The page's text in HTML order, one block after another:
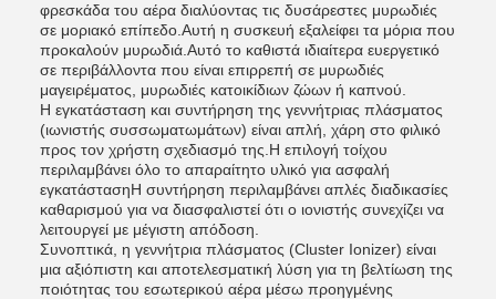
φρεσκάδα του αέρα διαλύοντας τις δυσάρεστες μυρωδιές
σε μοριακό επίπεδο.Αυτή η συσκευή εξαλείφει τα μόρια που
προκαλούν μυρωδιά.Αυτό το καθιστά ιδιαίτερα ευεργετικό
σε περιβάλλοντα που είναι επιρρεπή σε μυρωδιές
μαγειρέματος, μυρωδιές κατοικίδιων ζώων ή καπνού.
Η εγκατάσταση και συντήρηση της γεννήτριας πλάσματος
(ιωνιστής συσσωματωμάτων) είναι απλή, χάρη στο φιλικό
προς τον χρήστη σχεδιασμό της.Η επιλογή τοίχου
περιλαμβάνει όλο το απαραίτητο υλικό για ασφαλή
εγκατάστασηΗ συντήρηση περιλαμβάνει απλές διαδικασίες
καθαρισμού για να διασφαλιστεί ότι ο ιονιστής συνεχίζει να
λειτουργεί με μέγιστη απόδοση.
Συνοπτικά, η γεννήτρια πλάσματος (Cluster Ionizer) είναι
μια αξιόπιστη και αποτελεσματική λύση για τη βελτίωση της
ποιότητας του εσωτερικού αέρα μέσω προηγμένης